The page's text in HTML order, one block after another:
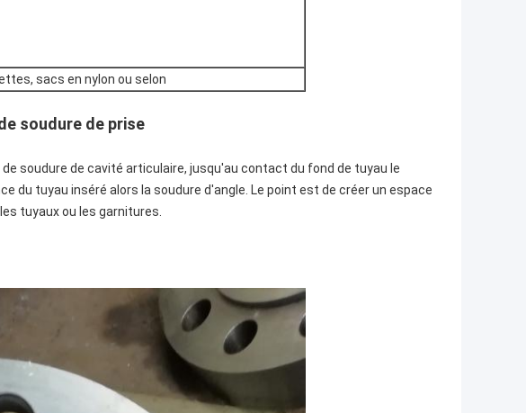
sacs en nylon ou selon
soudure de prise
soudure de cavité articulaire, jusqu'au contact du fond de tuyau le
du tuyau inséré alors la soudure d'angle. Le point est de créer un espace
tuyaux ou les garnitures.